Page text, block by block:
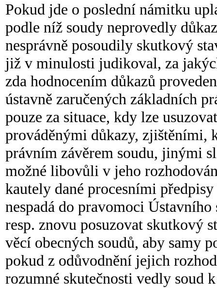
Pokud jde o poslední námitku
podle níž soudy neprovedly
nesprávně posoudily skutkový
již v minulosti judikoval, za
zda hodnocením důkazů
ústavně zaručených základních
pouze za situace, kdy lze
prováděnými důkazy, zjištěními,
právním závěrem soudu, jinými
možné libovůli v jeho
kautely dané procesními
nespadá do pravomoci
resp. znovu posuzovat skutkový
věcí obecných soudů, aby samy
pokud z odůvodnění jejich
rozumné skutečnosti vedly soud